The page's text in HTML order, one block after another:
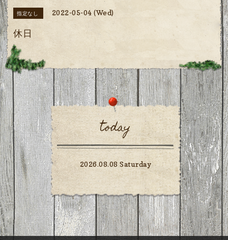
指定なし 2022-05-04 (Wed)
休日
today
2026.08.08 Saturday